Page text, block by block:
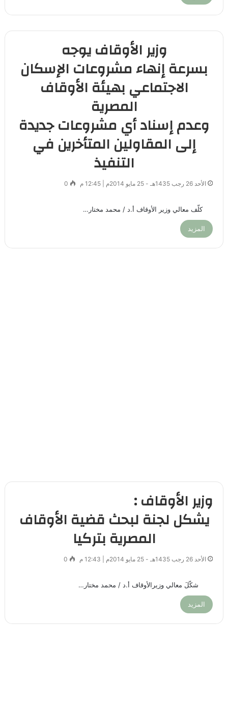
وزير الأوقاف يوجه
بسرعة إنهاء مشروعات الإسكان
الاجتماعي بهيئة الأوقاف
المصرية
وعدم إسناد أي مشروعات جديدة
إلى المقاولين المتأخرين في
التنفيذ
الأحد 26 رجب 1435هـ - 25 مايو 2014م | 12:45 م 0
كلّف معالي وزير الأوقاف أ.د / محمد مختار…
المزيد
وزير الأوقاف :
يشكل لجنة لبحث قضية الأوقاف
المصرية بتركيا
الأحد 26 رجب 1435هـ - 25 مايو 2014م | 12:43 م 0
شكّلَ معالي وزيرالأوقاف أ.د / محمد مختار…
المزيد